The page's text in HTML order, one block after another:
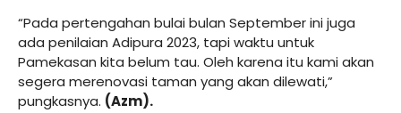
“Pada pertengahan bulai bulan September ini juga
ada penilaian Adipura 2023, tapi waktu untuk
Pamekasan kita belum tau. Oleh karena itu kami akan
segera merenovasi taman yang akan dilewati,”
pungkasnya. (Azm).